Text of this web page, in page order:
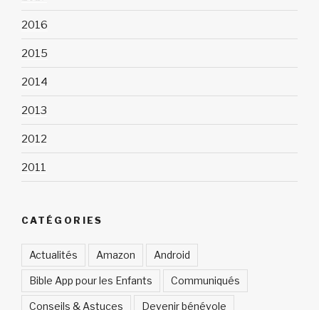
2016
2015
2014
2013
2012
2011
CATÉGORIES
Actualités Amazon Android
Bible App pour les Enfants Communiqués
Conseils & Astuces Devenir bénévole